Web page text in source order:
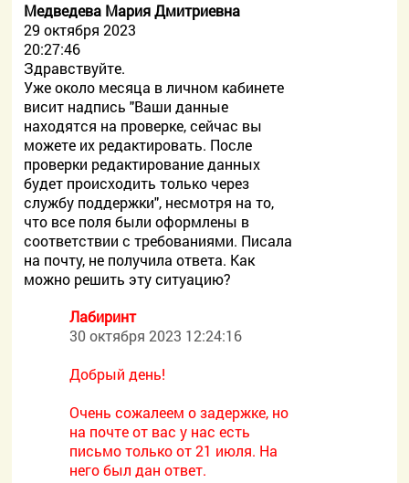
Медведева Мария Дмитриевна
29 октября 2023
20:27:46
Здравствуйте.
Уже около месяца в личном кабинете
висит надпись "Ваши данные
находятся на проверке, сейчас вы
можете их редактировать. После
проверки редактирование данных
будет происходить только через
службу поддержки", несмотря на то,
что все поля были оформлены в
соответствии с требованиями. Писала
на почту, не получила ответа. Как
можно решить эту ситуацию?
Лабиринт
30 октября 2023 12:24:16
Добрый день!
Очень сожалеем о задержке, но
на почте от вас у нас есть
письмо только от 21 июля. На
него был дан ответ.